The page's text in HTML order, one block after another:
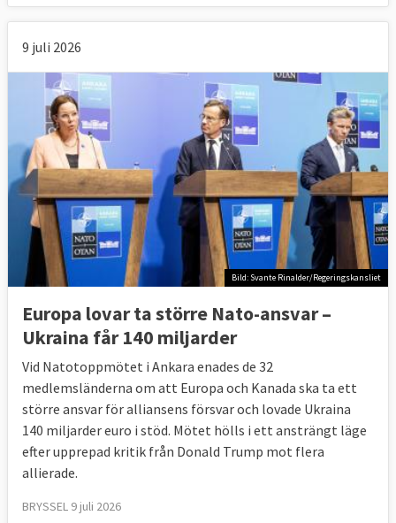
9 juli 2026
Bild: Svante Rinalder/Regeringskansliet
Europa lovar ta större Nato-ansvar –
Ukraina får 140 miljarder
Vid Natotoppmötet i Ankara enades de 32
medlemsländerna om att Europa och Kanada ska ta ett
större ansvar för alliansens försvar och lovade Ukraina
140 miljarder euro i stöd. Mötet hölls i ett ansträngt läge
efter upprepad kritik från Donald Trump mot flera
allierade.
BRYSSEL 9 juli 2026